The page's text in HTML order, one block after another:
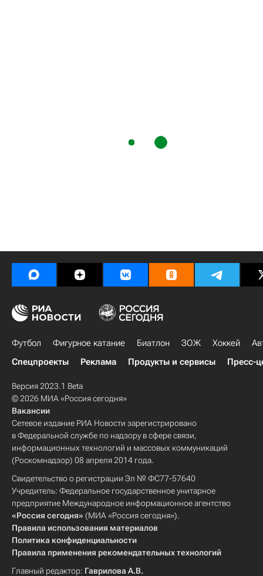
Футбол Фигурное катание Биатлон ЗОЖ Хоккей
Спецпроекты
Реклама Продукты и сервисы Пресс-
Версия 2023.1 Beta
© 2026 МИА «Россия сегодня»
Вакансии
Сетевое издание РИА Новости зарегистрировано
в Федеральной службе по надзору в сфере связи,
информационных технологий и массовых коммуникаций
(Роскомнадзор) 08 апреля 2014 года.
Свидетельство о регистрации Эл № ФС77-57640
Учредитель: Федеральное государственное унитарное
предприятие Международное информационное агентство
«Россия сегодня» (МИА «Россия сегодня»).
Правила использования материалов
Политика конфиденциальности
Правила применения рекомендательных технологий
Главный редактор: Гаврилова А.В.